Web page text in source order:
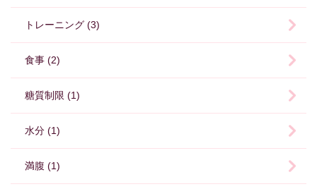
トレーニング (3)
食事 (2)
糖質制限 (1)
水分 (1)
満腹 (1)